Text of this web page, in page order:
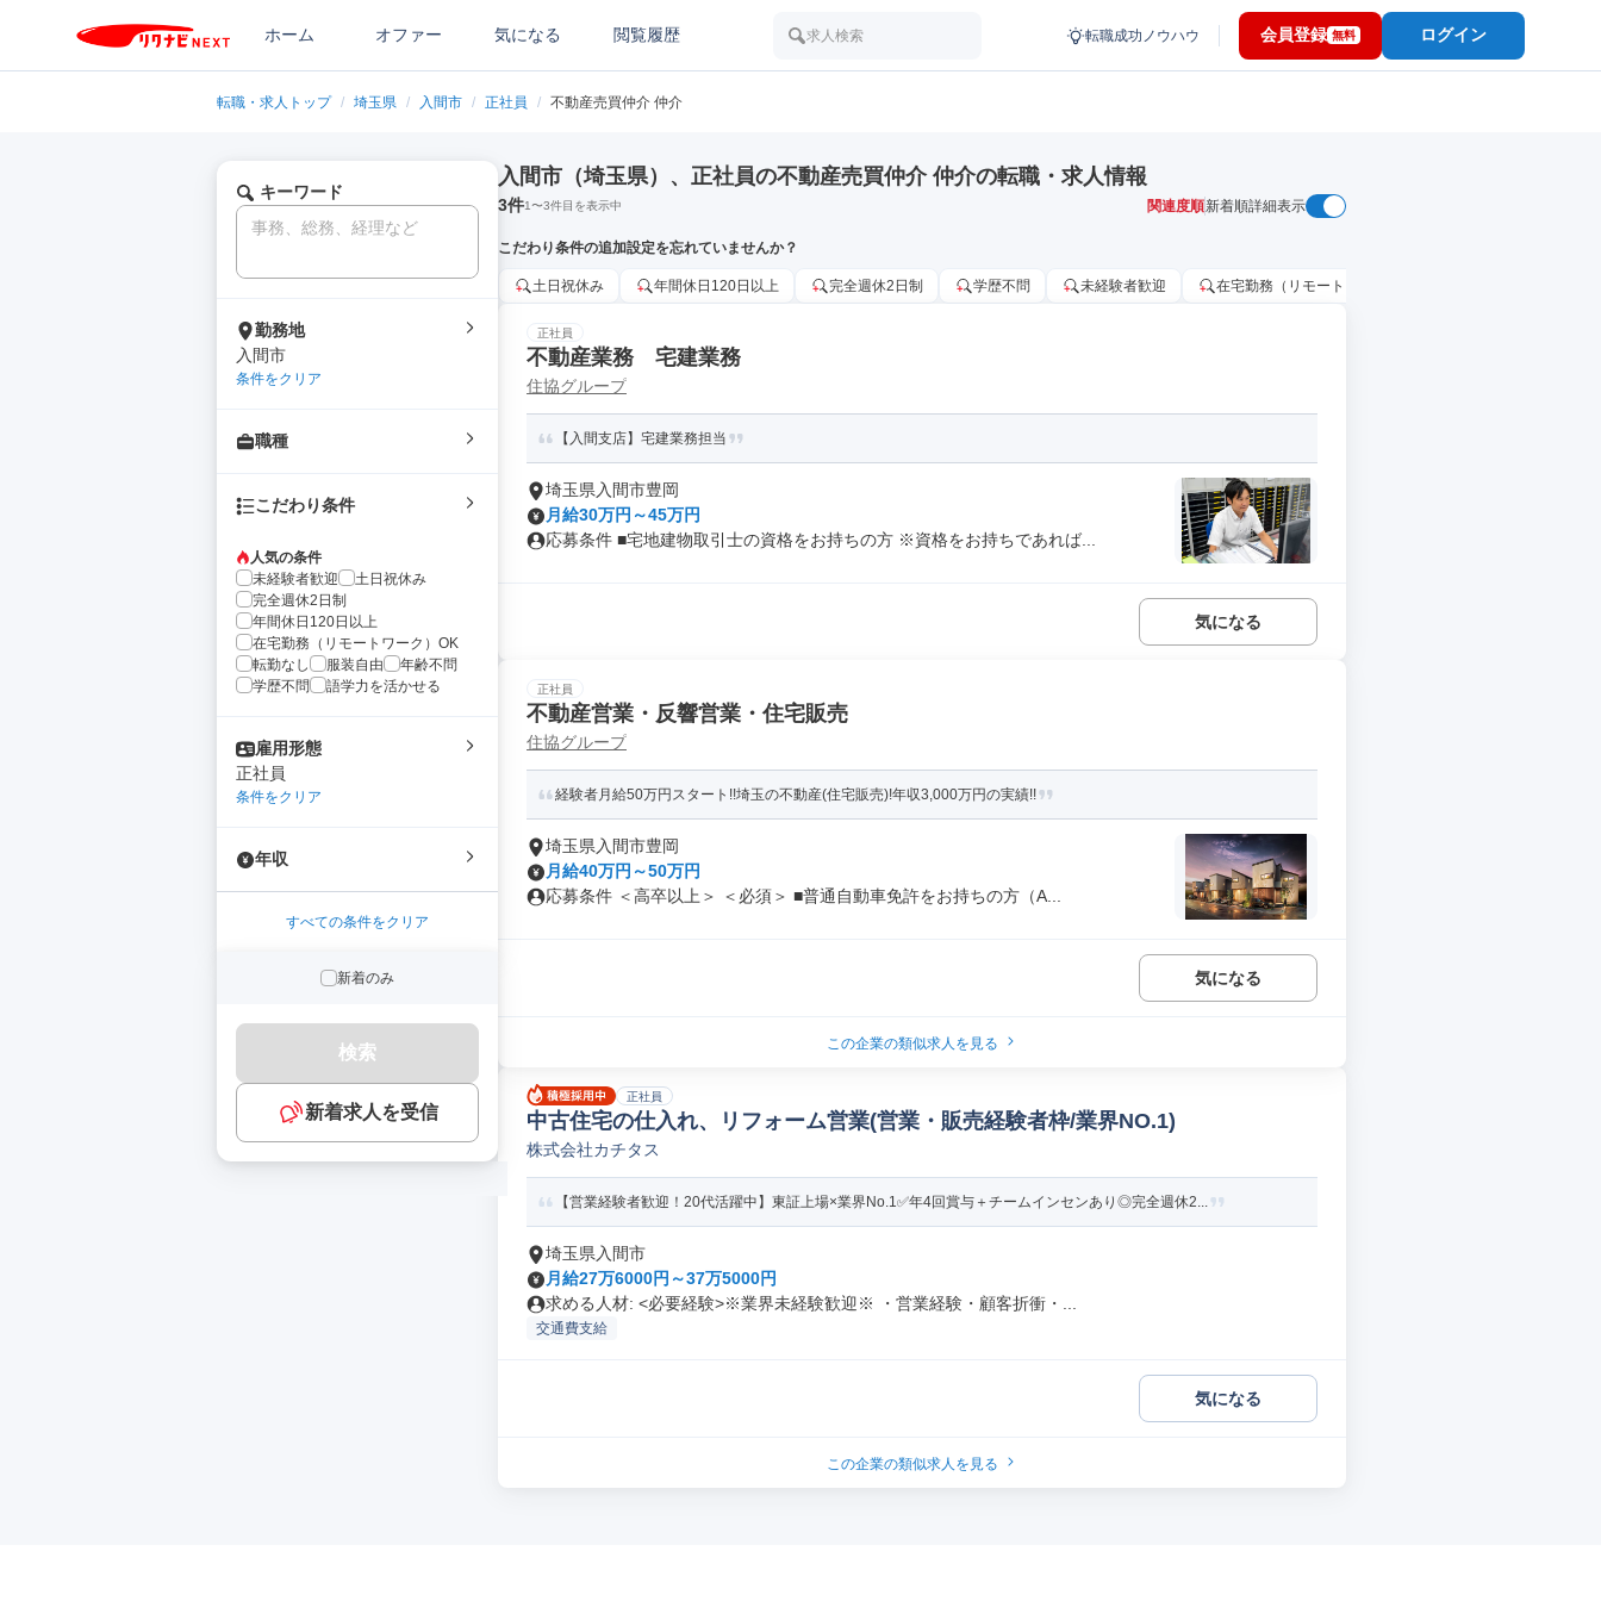
ホーム オファー 気になる 閲覧履歴 求人検索 転職成功ノウハウ 会員登録 無料 ログイン
転職・求人トップ / 埼玉県 / 入間市 / 正社員 / 不動産売買仲介 仲介
キーワード
勤務地
入間市
条件をクリア
職種
こだわり条件
人気の条件
未経験者歓迎
土日祝休み
完全週休2日制
年間休日120日以上
在宅勤務（リモートワーク）OK
転勤なし
服装自由
年齢不問
学歴不問
語学力を活かせる
雇用形態
正社員
条件をクリア
年収
すべての条件をクリア
新着のみ
検索
新着求人を受信
入間市（埼玉県）、正社員の不動産売買仲介 仲介の転職・求人情報
3件1〜3件目を表示中 関連度順新着順詳細表示
こだわり条件の追加設定を忘れていませんか？
土日祝休み 年間休日120日以上 完全週休2日制 学歴不問 未経験者歓迎 在宅勤務（リモートワーク）OK
正社員
不動産業務 宅建業務
住協グループ
【入間支店】宅建業務担当
埼玉県入間市豊岡
月給30万円～45万円
応募条件 ■宅地建物取引士の資格をお持ちの方 ※資格をお持ちであれば...
気になる
正社員
不動産営業・反響営業・住宅販売
住協グループ
経験者月給50万円スタート!!埼玉の不動産(住宅販売)!年収3,000万円の実績!!
埼玉県入間市豊岡
月給40万円～50万円
応募条件 ＜高卒以上＞ ＜必須＞ ■普通自動車免許をお持ちの方（A...
気になる
この企業の類似求人を見る
正社員
中古住宅の仕入れ、リフォーム営業(営業・販売経験者枠/業界NO.1)
株式会社カチタス
【営業経験者歓迎！20代活躍中】東証上場×業界No.1✅年4回賞与＋チームインセンあり◎完全週休2...
埼玉県入間市
月給27万6000円～37万5000円
求める人材: <必要経験>※業界未経験歓迎※ ・営業経験・顧客折衝・...
交通費支給
気になる
この企業の類似求人を見る